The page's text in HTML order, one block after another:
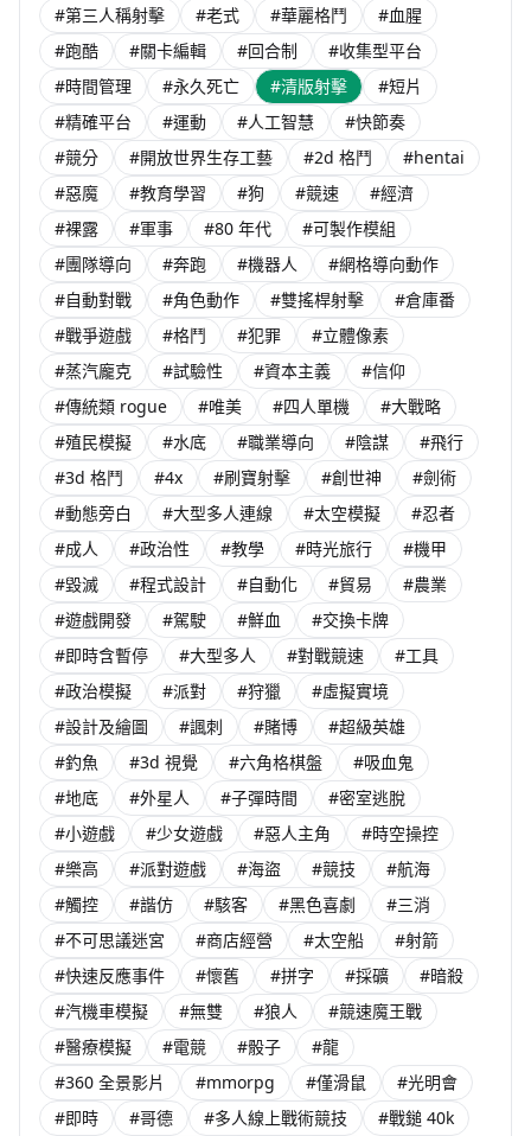
#第三人稱射擊 #老式 #華麗格鬥
#血腥
#跑酷
#關卡編輯 #回合制
#收集型平台
#時間管理
#永久死亡 #清版射擊
#短片
#精確平台
#運動 #人工智慧
#快節奏
#競分
#開放世界生存工藝 #2d 格鬥
#hentai
#惡魔
#教育學習 #狗 #競速
#經濟
#裸露
#軍事 #80 年代
#可製作模組
#團隊導向
#奔跑 #機器人
#網格導向動作
#自動對戰
#角色動作 #雙搖桿射擊
#倉庫番
#戰爭遊戲
#格鬥 #犯罪
#立體像素
#蒸汽龐克
#試驗性 #資本主義
#信仰
#傳統類 rogue
#唯美 #四人單機
#大戰略
#殖民模擬
#水底 #職業導向 #陰謀
#飛行
#3d 格鬥
#4x #刷寶射擊 #創世神
#劍術
#動態旁白
#大型多人連線 #太空模擬
#忍者
#成人
#政治性 #教學 #時光旅行
#機甲
#毀滅
#程式設計 #自動化 #貿易
#農業
#遊戲開發
#駕駛 #鮮血
#交換卡牌
#即時含暫停
#大型多人 #對戰競速
#工具
#政治模擬
#派對 #狩獵
#虛擬實境
#設計及繪圖
#諷刺 #賭博
#超級英雄
#釣魚
#3d 視覺 #六角格棋盤
#吸血鬼
#地底
#外星人 #子彈時間
#密室逃脫
#小遊戲
#少女遊戲 #惡人主角
#時空操控
#樂高
#派對遊戲 #海盜 #競技
#航海
#觸控
#諧仿 #駭客 #黑色喜劇
#三消
#不可思議迷宮
#商店經營 #太空船
#射箭
#快速反應事件
#懷舊 #拼字 #採礦
#暗殺
#汽機車模擬
#無雙 #狼人
#競速魔王戰
#醫療模擬
#電競 #骰子
#龍
#360 全景影片
#mmorpg #僅滑鼠
#光明會
#即時
#哥德 #多人線上戰術競技
#戰鎚 40k